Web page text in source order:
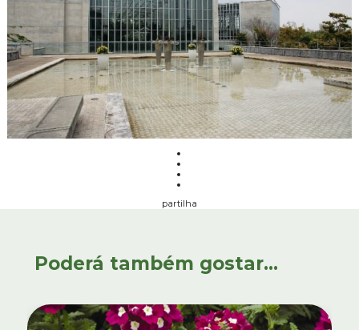
partilha
Poderá também gostar...